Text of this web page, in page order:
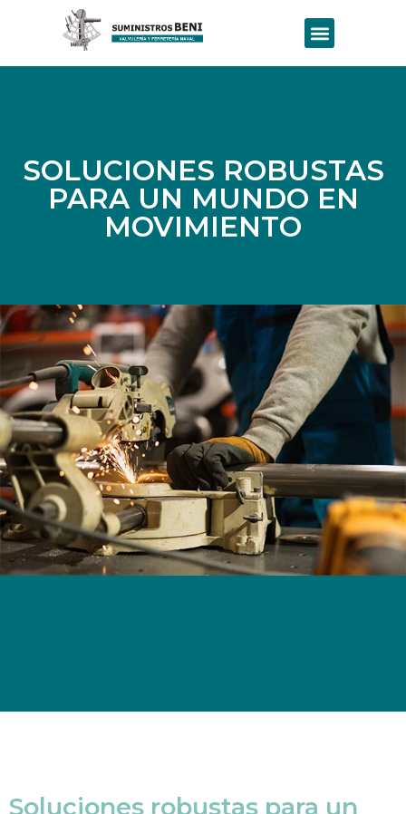
SOLUCIONES ROBUSTAS
PARA UN MUNDO EN
MOVIMIENTO
Soluciones robustas para un